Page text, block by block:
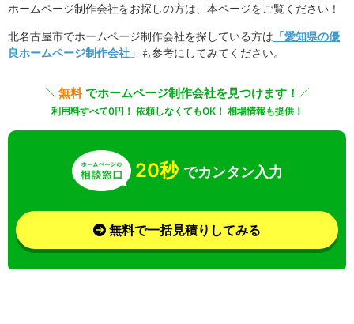
ホームページ制作会社をお探しの方は、本ページをご覧ください！
北名古屋市でホームページ制作会社を探している方は 「愛知県の優
良ホームページ制作会社」 も参考にしてみてください。
無料でホームページ制作会社を見つけます！
利用料すべて0円！ 依頼しなくてもOK！ 相場情報も提供！
20秒 でカンタン入力
無料で一括見積りしてみる